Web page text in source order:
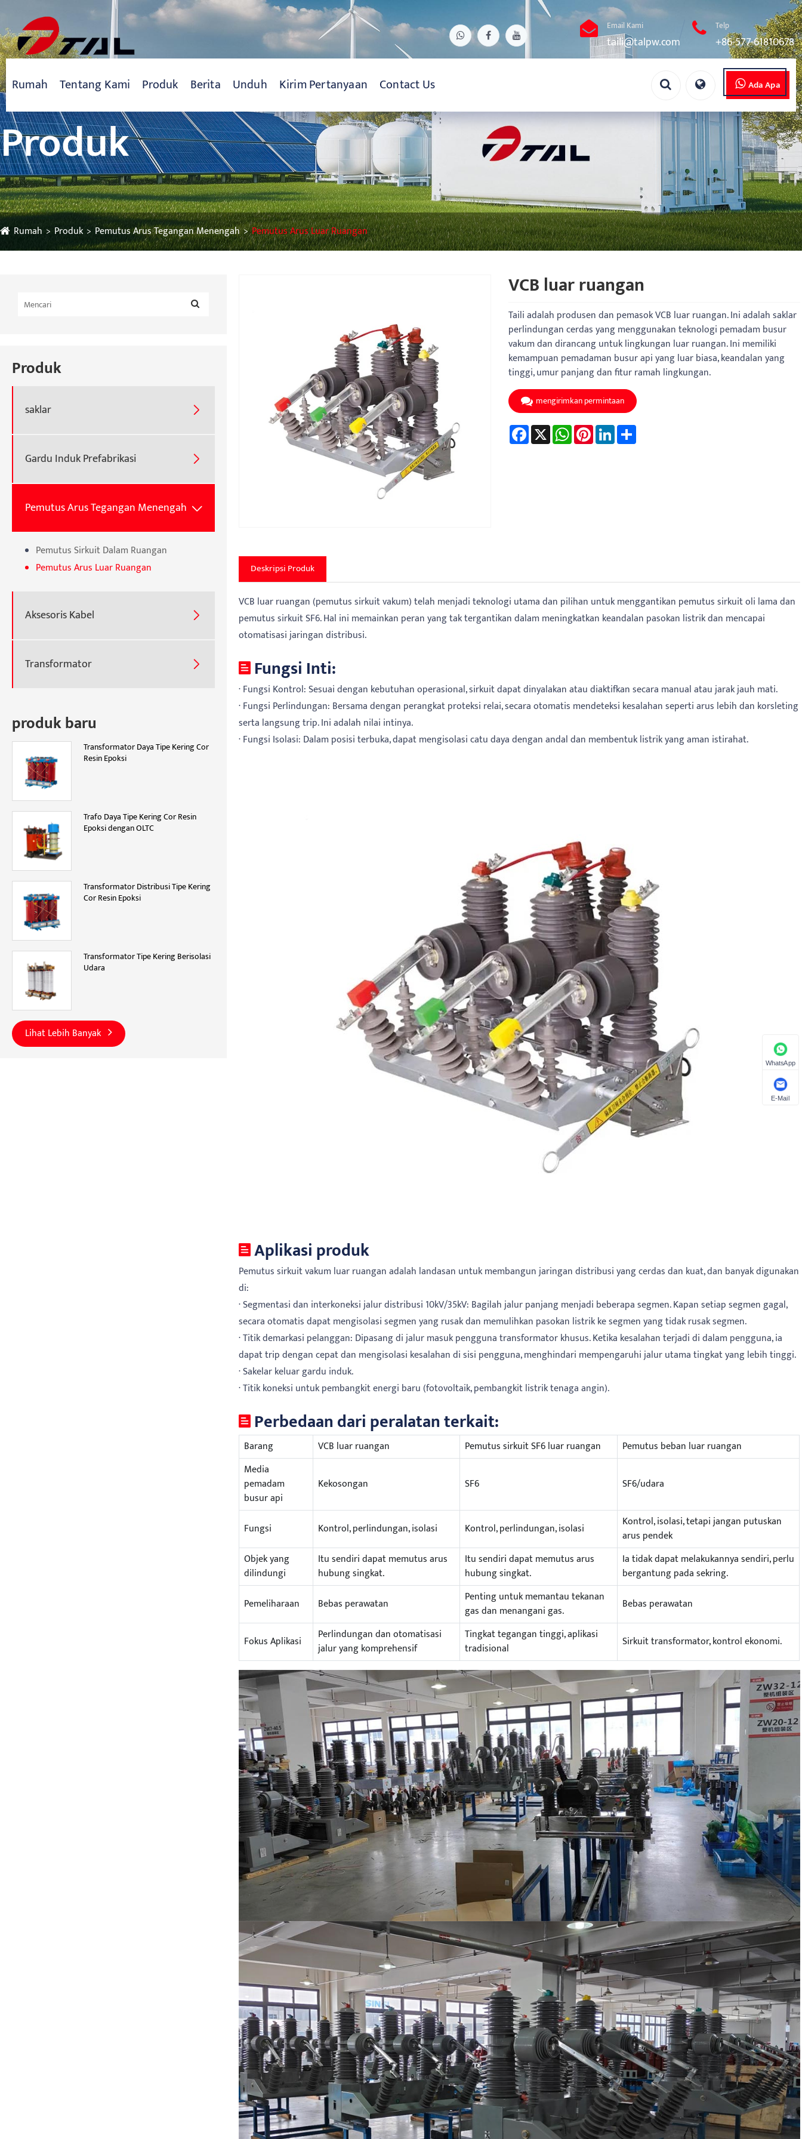
Email Kami
taili@talpw.com
Telp
+86-577-61810678
Rumah Tentang Kami Produk Berita Unduh Kirim Pertanyaan Contact Us Ada Apa
Produk
Rumah Produk Pemutus Arus Tegangan Menengah Pemutus Arus Luar Ruangan
Produk
saklar 
Gardu Induk Prefabrikasi 
Pemutus Arus Tegangan Menengah 
Pemutus Sirkuit Dalam Ruangan
Pemutus Arus Luar Ruangan
Aksesoris Kabel 
Transformator 
produk baru
Transformator Daya Tipe Kering Cor
Resin Epoksi
Trafo Daya Tipe Kering Cor Resin
Epoksi dengan OLTC
Transformator Distribusi Tipe Kering
Cor Resin Epoksi
Transformator Tipe Kering Berisolasi
Udara
Lihat Lebih Banyak
VCB luar ruangan
Taili adalah produsen dan pemasok VCB luar ruangan. Ini adalah saklar
perlindungan cerdas yang menggunakan teknologi pemadam busur
vakum dan dirancang untuk lingkungan luar ruangan. Ini memiliki
kemampuan pemadaman busur api yang luar biasa, keandalan yang
tinggi, umur panjang dan fitur ramah lingkungan.
mengirimkan permintaan
Facebook
X WhatsAppPinterestLinkedInShare
Deskripsi Produk
VCB luar ruangan (pemutus sirkuit vakum) telah menjadi teknologi utama dan pilihan untuk menggantikan pemutus sirkuit oli lama dan
pemutus sirkuit SF6. Hal ini memainkan peran yang tak tergantikan dalam meningkatkan keandalan pasokan listrik dan mencapai
otomatisasi jaringan distribusi.
Fungsi Inti:
· Fungsi Kontrol: Sesuai dengan kebutuhan operasional, sirkuit dapat dinyalakan atau diaktifkan secara manual atau jarak jauh mati.
· Fungsi Perlindungan: Bersama dengan perangkat proteksi relai, secara otomatis mendeteksi kesalahan seperti arus lebih dan korsleting
serta langsung trip. Ini adalah nilai intinya.
· Fungsi Isolasi: Dalam posisi terbuka, dapat mengisolasi catu daya dengan andal dan membentuk listrik yang aman istirahat.
Aplikasi produk
Pemutus sirkuit vakum luar ruangan adalah landasan untuk membangun jaringan distribusi yang cerdas dan kuat, dan banyak digunakan
di:
· Segmentasi dan interkoneksi jalur distribusi 10kV/35kV: Bagilah jalur panjang menjadi beberapa segmen. Kapan setiap segmen gagal,
secara otomatis dapat mengisolasi segmen yang rusak dan memulihkan pasokan listrik ke segmen yang tidak rusak segmen.
· Titik demarkasi pelanggan: Dipasang di jalur masuk pengguna transformator khusus. Ketika kesalahan terjadi di dalam pengguna, ia
dapat trip dengan cepat dan mengisolasi kesalahan di sisi pengguna, menghindari mempengaruhi jalur utama tingkat yang lebih tinggi.
· Sakelar keluar gardu induk.
· Titik koneksi untuk pembangkit energi baru (fotovoltaik, pembangkit listrik tenaga angin).
Perbedaan dari peralatan terkait:
Barang VCB luar ruangan Pemutus sirkuit SF6 luar ruangan
Pemutus beban luar ruangan
Media
pemadam
busur api
Kekosongan SF6 SF6/udara
Fungsi Kontrol, perlindungan, isolasi Kontrol, perlindungan, isolasi
Kontrol, isolasi, tetapi jangan putuskan
arus pendek
Objek yang
dilindungi
Itu sendiri dapat memutus arus
hubung singkat.
Itu sendiri dapat memutus arus
hubung singkat.
Ia tidak dapat melakukannya sendiri, perlu
bergantung pada sekring.
Pemeliharaan
Bebas perawatan
Penting untuk memantau tekanan
gas dan menangani gas.
Bebas perawatan
Fokus Aplikasi
Perlindungan dan otomatisasi
jalur yang komprehensif
Tingkat tegangan tinggi, aplikasi
tradisional
Sirkuit transformator, kontrol ekonomi.
WhatsApp
E-Mail